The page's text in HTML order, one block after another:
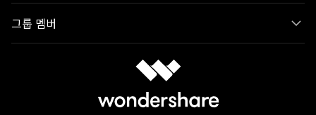
그룹 멤버